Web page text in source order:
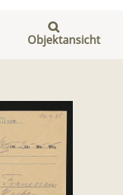
Objektansicht